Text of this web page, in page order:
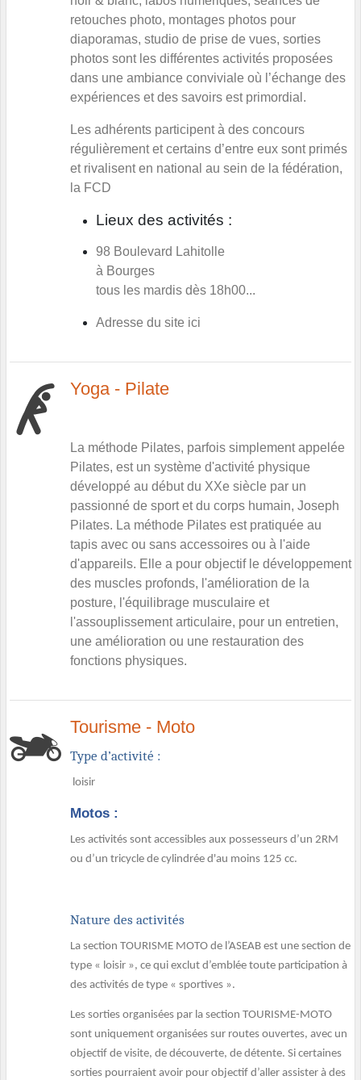
retouches photo, montages photos pour
diaporamas, studio de prise de vues, sorties
photos sont les différentes activités proposées
dans une ambiance conviviale où l’échange des
expériences et des savoirs est primordial.
Les adhérents participent à des concours
régulièrement et certains d’entre eux sont primés
et rivalisent en national au sein de la fédération,
la FCD
Lieux des activités :
98 Boulevard Lahitolle
à Bourges
tous les mardis dès 18h00...
Adresse du site ici
Yoga - Pilate
La méthode Pilates, parfois simplement appelée
Pilates, est un système d'activité physique
développé au début du XXe siècle par un
passionné de sport et du corps humain, Joseph
Pilates. La méthode Pilates est pratiquée au
tapis avec ou sans accessoires ou à l'aide
d'appareils. Elle a pour objectif le développement
des muscles profonds, l'amélioration de la
posture, l'équilibrage musculaire et
l'assouplissement articulaire, pour un entretien,
une amélioration ou une restauration des
fonctions physiques.
Tourisme - Moto
Type d’activité :
loisir
Motos :
Les activités sont accessibles aux possesseurs d’un 2RM
ou d’un tricycle de cylindrée d'au moins 125 cc.
Nature des activités
La section TOURISME MOTO de l’ASEAB est une section de
type « loisir », ce qui exclut d’emblée toute participation à
des activités de type « sportives ».
Les sorties organisées par la section TOURISME-MOTO
sont uniquement organisées sur routes ouvertes, avec un
objectif de visite, de découverte, de détente. Si certaines
sorties pourraient avoir pour objectif d’aller assister à des